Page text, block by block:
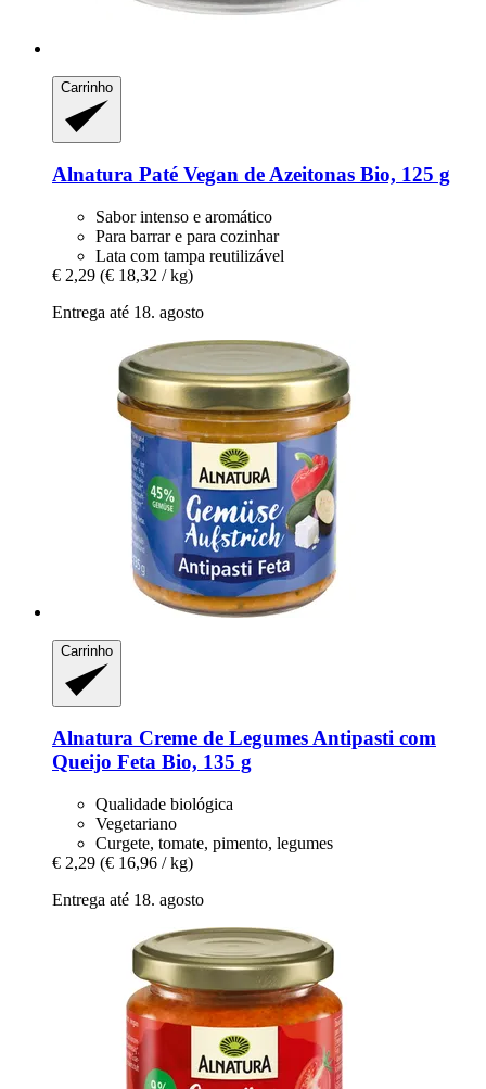
Carrinho
Alnatura Paté Vegan de Azeitonas Bio, 125 g
Sabor intenso e aromático
Para barrar e para cozinhar
Lata com tampa reutilizável
€ 2,29 (€ 18,32 / kg)
Entrega até 18. agosto
Carrinho
Alnatura Creme de Legumes Antipasti com
Queijo Feta Bio, 135 g
Qualidade biológica
Vegetariano
Curgete, tomate, pimento, legumes
€ 2,29 (€ 16,96 / kg)
Entrega até 18. agosto